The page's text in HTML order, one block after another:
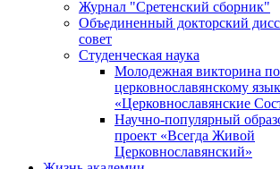
Журнал "Сретенский сборник"
Объединенный докторский
совет
Студенческая наука
Молодежная викторина по
церковнославянскому
«Церковнославянские
Научно-популярный
проект «Всегда Живой
Церковнославянский»